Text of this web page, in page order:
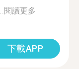
閱讀更多
下載APP